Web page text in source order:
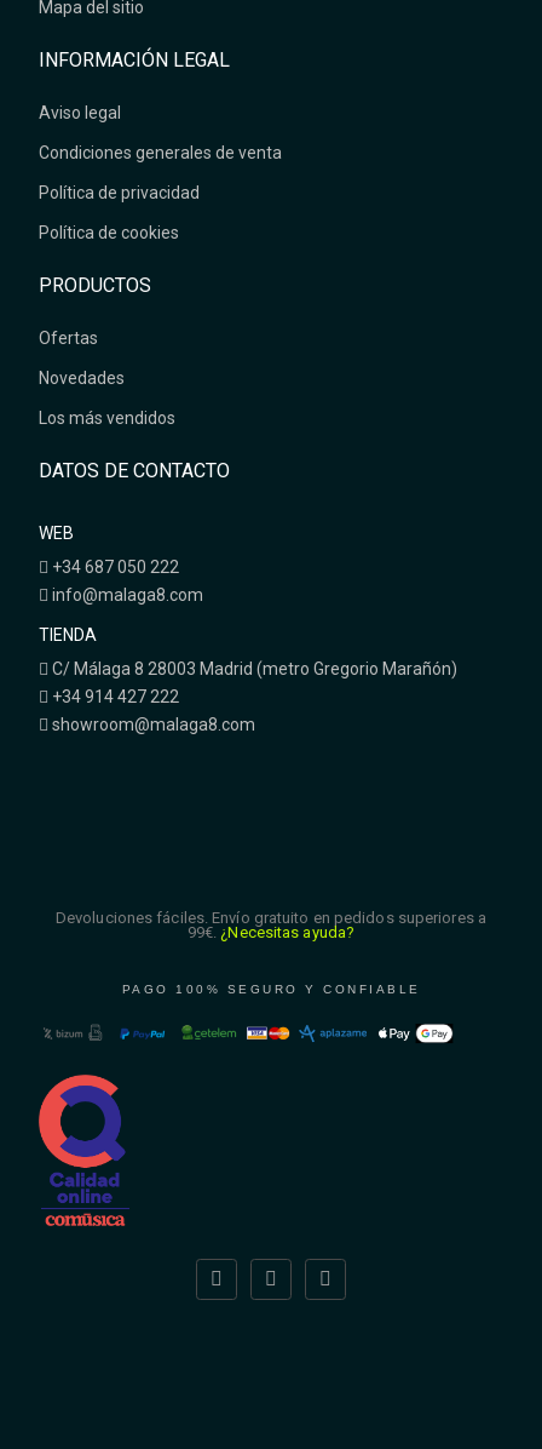
Mapa del sitio
INFORMACIÓN LEGAL
Aviso legal
Condiciones generales de venta
Política de privacidad
Política de cookies
PRODUCTOS
Ofertas
Novedades
Los más vendidos
DATOS DE CONTACTO
WEB
+34 687 050 222
info@malaga8.com
TIENDA
C/ Málaga 8 28003 Madrid (metro Gregorio Marañón)
+34 914 427 222
showroom@malaga8.com
Devoluciones fáciles. Envío gratuito en pedidos superiores a
99€. ¿Necesitas ayuda?
PAGO 100% SEGURO Y CONFIABLE